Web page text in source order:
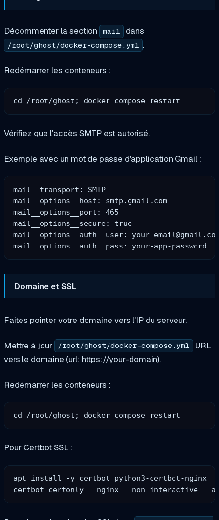
Décommenter la section mail dans
/root/ghost/docker-compose.yml .
Redémarrer les conteneurs :
Vérifiez que l'accès SMTP est autorisé.
Exemple avec un mot de passe d'application Gmail :
mail__transport: SMTP
mail__options__host: smtp.gmail.com
mail__options__port: 465
mail__options__secure: true
mail__options__auth__user: your-
Domaine et SSL
Faites pointer votre domaine vers l'IP du serveur.
Mettre à jour /root/ghost/docker-compose.yml
URL
vers le domaine (url: https://your-domain).
Redémarrer les conteneurs :
Pour Certbot SSL :
apt install -y certbot python3-certbot-nginx